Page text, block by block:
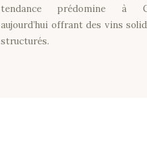
tendance prédomine à
aujourd’hui offrant des vins
structurés.